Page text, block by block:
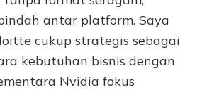
antar platform. Saya
cukup strategis sebagai
kebutuhan bisnis dengan
Nvidia fokus